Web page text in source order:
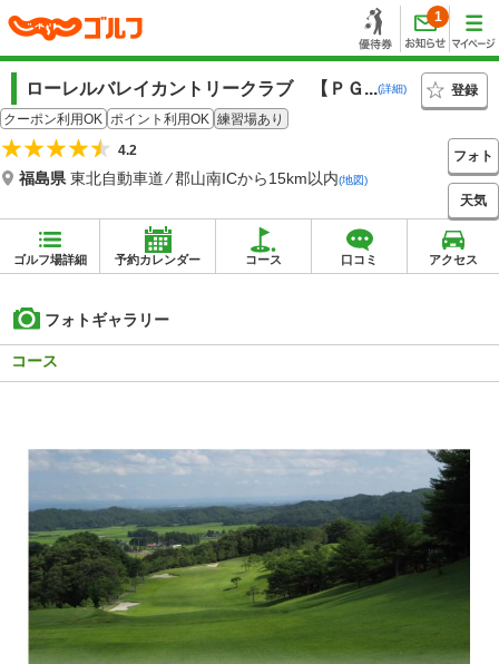
1
ローレルバレイカントリークラブ 【ＰＧ...(詳細)
登録
クーポン利用OK ポイント利用OK 練習場あり
4.2
福島県 東北自動車道 ⁄ 郡山南ICから15km以内(地図)
フォト
天気
ゴルフ場詳細 予約カレンダー コース 口コミ アクセス
フォトギャラリー
コース